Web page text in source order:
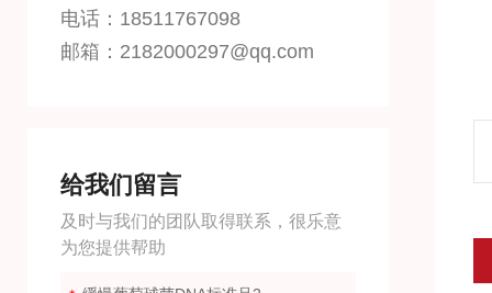
电话：18511767098
邮箱：2182000297@qq.com
给我们留言
及时与我们的团队取得联系，很乐意
为您提供帮助